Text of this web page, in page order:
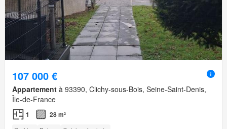
107 000 €
Appartement à 93390, Clichy-sous-Bois, Seine-Saint-Denis,
Île-de-France
1 28 m²